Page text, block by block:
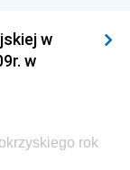
Dziedzictwa
Funduszy i
i
w
w
rok